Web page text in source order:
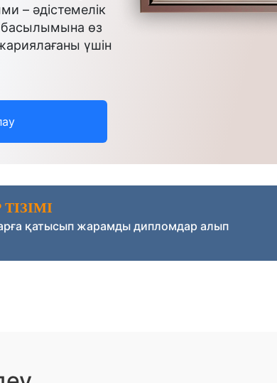
– әдістемелік
басылымына өз
үшін
қатысып жарамды дипломдар алып